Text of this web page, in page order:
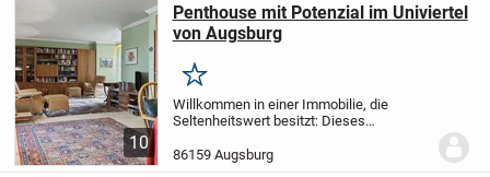
10
Penthouse mit Potenzial im Univiertel
von Augsburg
Merken
Willkommen in einer Immobilie, die
Seltenheitswert besitzt: Dieses
Univiertel erstreckt sich über zwei Ebenen
und bietet mit ca. 220 m² Wohnfläche
86159 Augsburg